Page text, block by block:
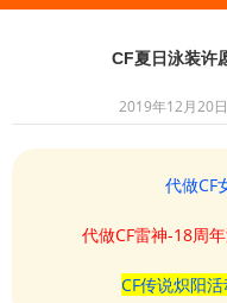
CF夏日泳装许
2019年12月20日
代做CF
代做CF雷神-18周
CF传说炽阳